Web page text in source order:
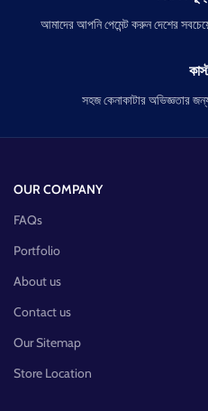
আমাদের আপনি পেমেন্ট করুন দেশের
সহজ কেনাকাটার অভিজ্ঞতার
OUR COMPANY
FAQs
Portfolio
About us
Contact us
Our Sitemap
Store Location